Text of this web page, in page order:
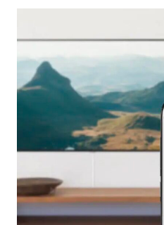
plików cookie w Serwisie
wybory”.